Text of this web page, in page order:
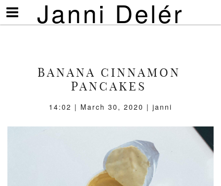
Janni Delér
Visa/göm
meny
BANANA CINNAMON
PANCAKES
14:02 | March 30, 2020 | janni